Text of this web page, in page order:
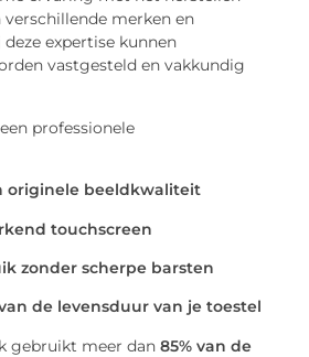
verschillende merken en
expertise kunnen
vastgesteld en vakkundig
professionele
originele beeldkwaliteit
touchscreen
zonder scherpe barsten
de levensduur van je toestel
gebruikt meer dan85% van de